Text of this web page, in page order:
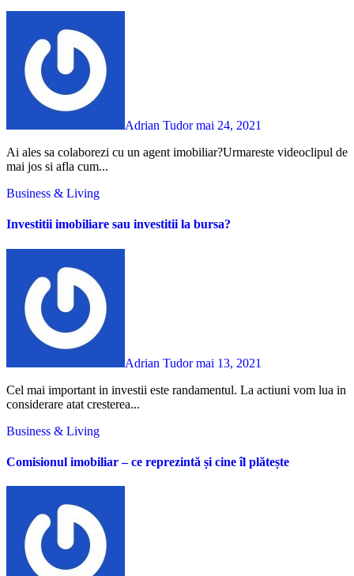
Adrian Tudormai 24, 2021
Ai ales sa colaborezi cu un agent imobiliar?Urmareste videoclipul de
mai jos si afla cum...
Business & Living
Investitii imobiliare sau investitii la bursa?
Adrian Tudormai 13, 2021
Cel mai important in investii este randamentul. La actiuni vom lua in
considerare atat cresterea...
Business & Living
Comisionul imobiliar – ce reprezintă și cine îl plătește